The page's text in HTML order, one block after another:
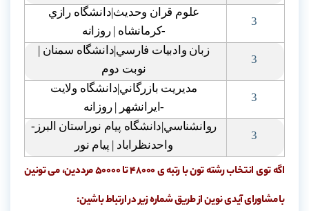
3
علوم قران وحديث|دانشگاه رازي
-کرمانشاه | روزانه
3
زبان وادبيات فارسي|دانشگاه سمنان |
نوبت دوم
3
مديريت بازرگاني|دانشگاه ولايت
-ايرانشهر | روزانه
3
روانشناسي|دانشگاه پيام نوراستان البرز-
واحدنظراباد | پيام نور
اگه توی انتخاب رشته تون با رتبه ی 48000 تا 50000 مرددین، می تونین
با مشاورای آیدی نوین از طریق شماره زیر در ارتباط باشین: